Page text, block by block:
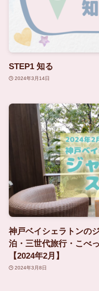
STEP1 知る
2024年3月14日
神戸ベイシェラトンの
泊・三世代旅行・こべ
【2024年2月】
2024年3月8日